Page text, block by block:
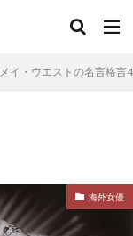
メイ・ウエストの名言格言
海外女優